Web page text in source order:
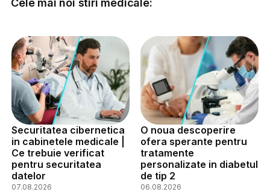
Cele mai noi stiri medicale:
Securitatea cibernetica
in cabinetele medicale |
Ce trebuie verificat
pentru securitatea
datelor
07.08.2026
O noua descoperire
ofera sperante pentru
tratamente
personalizate in diabetul
de tip 2
06.08.2026